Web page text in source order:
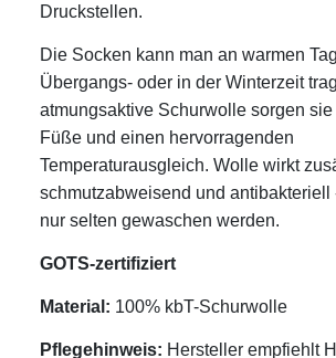
Druckstellen.
Die Socken kann man an warmen
Übergangs- oder in der Winterzeit
atmungsaktive Schurwolle sorgen sie
Füße und einen hervorragenden
Temperaturausgleich. Wolle wirkt
schmutzabweisend und antibakteriell
nur selten gewaschen werden.
GOTS-zertifiziert
Material: 100% kbT-Schurwolle
Pflegehinweis: Hersteller empfiehlt